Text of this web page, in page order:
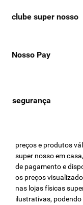
clube super nosso
Nosso Pay
preços e produtos
super nosso em
de pagamento e
os preços
nas lojas físicas
ilustrativas,